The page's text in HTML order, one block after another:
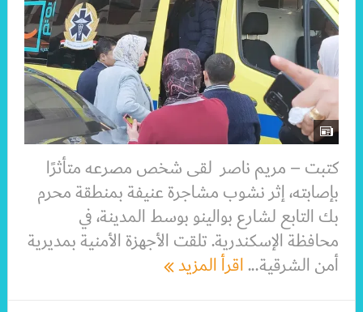
كتبت – مريم ناصر لقى شخص مصرعه متأثرًا
بإصابته، إثر نشوب مشاجرة عنيفة بمنطقة محرم
بك التابع لشارع بوالينو بوسط المدينة، في
محافظة الإسكندرية. تلقت الأجهزة الأمنية بمديرية
أمن الشرقية...اقرأ المزيد